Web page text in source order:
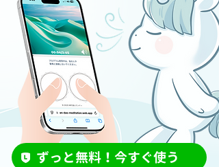
ずっと無料！今すぐ使う